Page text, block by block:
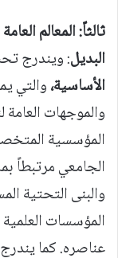
ثالثاً: المعالم
البديل: ويندرج
الأساسية،والتي
والموجهات العامة
المؤسسية
الجامعي مرتبطاً
والبنى التحتية
المؤسسات
عناصره. كما